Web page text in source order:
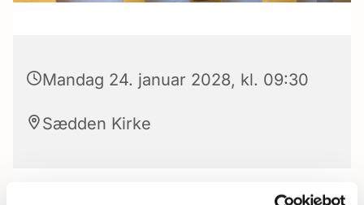
Mandag 24. januar 2028, kl. 09:30
Sædden Kirke